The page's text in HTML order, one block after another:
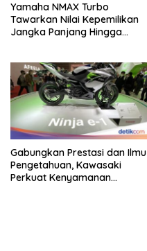
Yamaha NMAX Turbo
Tawarkan Nilai Kepemilikan
Jangka Panjang Hingga
Gabungkan Prestasi dan Ilmu
Pengetahuan, Kawasaki
Perkuat Kenyamanan